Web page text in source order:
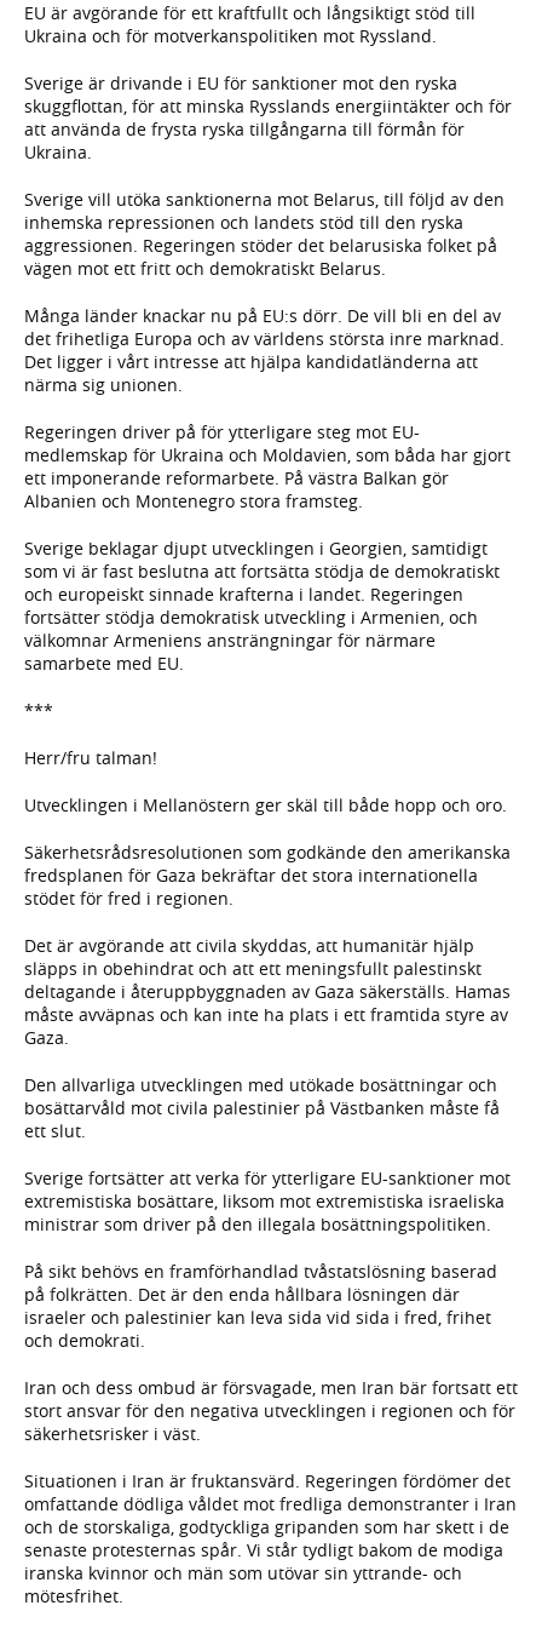
EU är avgörande för ett kraftfullt och långsiktigt stöd till
Ukraina och för motverkanspolitiken mot Ryssland.
Sverige är drivande i EU för sanktioner mot den ryska
skuggflottan, för att minska Rysslands energiintäkter och för
att använda de frysta ryska tillgångarna till förmån för
Ukraina.
Sverige vill utöka sanktionerna mot Belarus, till följd av den
inhemska repressionen och landets stöd till den ryska
aggressionen. Regeringen stöder det belarusiska folket på
vägen mot ett fritt och demokratiskt Belarus.
Många länder knackar nu på EU:s dörr. De vill bli en del av
det frihetliga Europa och av världens största inre marknad.
Det ligger i vårt intresse att hjälpa kandidatländerna att
närma sig unionen.
Regeringen driver på för ytterligare steg mot EU-
medlemskap för Ukraina och Moldavien, som båda har gjort
ett imponerande reformarbete. På västra Balkan gör
Albanien och Montenegro stora framsteg.
Sverige beklagar djupt utvecklingen i Georgien, samtidigt
som vi är fast beslutna att fortsätta stödja de demokratiskt
och europeiskt sinnade krafterna i landet. Regeringen
fortsätter stödja demokratisk utveckling i Armenien, och
välkomnar Armeniens ansträngningar för närmare
samarbete med EU.
***
Herr/fru talman!
Utvecklingen i Mellanöstern ger skäl till både hopp och oro.
Säkerhetsrådsresolutionen som godkände den amerikanska
fredsplanen för Gaza bekräftar det stora internationella
stödet för fred i regionen.
Det är avgörande att civila skyddas, att humanitär hjälp
släpps in obehindrat och att ett meningsfullt palestinskt
deltagande i återuppbyggnaden av Gaza säkerställs. Hamas
måste avväpnas och kan inte ha plats i ett framtida styre av
Gaza.
Den allvarliga utvecklingen med utökade bosättningar och
bosättarvåld mot civila palestinier på Västbanken måste få
ett slut.
Sverige fortsätter att verka för ytterligare EU-sanktioner mot
extremistiska bosättare, liksom mot extremistiska israeliska
ministrar som driver på den illegala bosättningspolitiken.
På sikt behövs en framförhandlad tvåstatslösning baserad
på folkrätten. Det är den enda hållbara lösningen där
israeler och palestinier kan leva sida vid sida i fred, frihet
och demokrati.
Iran och dess ombud är försvagade, men Iran bär fortsatt ett
stort ansvar för den negativa utvecklingen i regionen och för
säkerhetsrisker i väst.
Situationen i Iran är fruktansvärd. Regeringen fördömer det
omfattande dödliga våldet mot fredliga demonstranter i Iran
och de storskaliga, godtyckliga gripanden som har skett i de
senaste protesternas spår. Vi står tydligt bakom de modiga
iranska kvinnor och män som utövar sin yttrande- och
mötesfrihet.